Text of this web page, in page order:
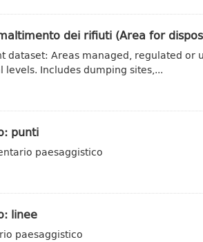
dei rifiuti (Area for
dataset: Areas managed, regulated
Includes dumping sites,...
punti
paesaggistico
linee
paesaggistico